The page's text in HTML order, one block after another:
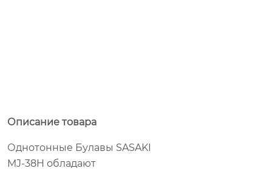
Описание товара
Однотонные Булавы SASAKI
MJ-38H обладают